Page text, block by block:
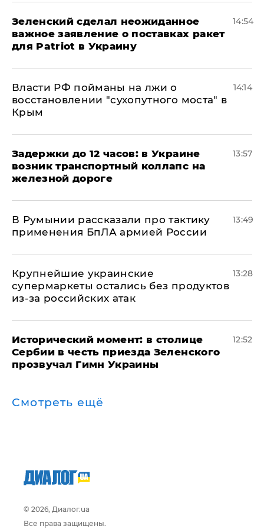
Зеленский сделал неожиданное
важное заявление о поставках ракет
для Patriot в Украину
14:54
Власти РФ пойманы на лжи о
восстановлении "сухопутного моста" в
Крым
14:14
Задержки до 12 часов: в Украине
возник транспортный коллапс на
железной дороге
13:57
В Румынии рассказали про тактику
применения БпЛА армией России
13:49
Крупнейшие украинские
супермаркеты остались без продуктов
из-за российских атак
13:28
Исторический момент: в столице
Сербии в честь приезда Зеленского
прозвучал Гимн Украины
12:52
Смотреть ещё
© 2026, Диалог.ua
Все права защищены.